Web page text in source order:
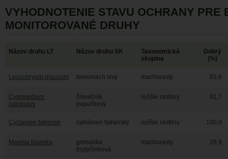
VYHODNOTENIE STAVU OCHRANY PRE
MONITOROVANÉ DRUHY
Názov druhu LT Názov druhu SK
Taxonomická
skupina
Dobrý
(%)
Leucobryum glaucum bielomach sivý machorasty 63,6
Cypripedium
calceolus
črievičník
papučkový
vyššie rastliny 91,7
Cyclamen fatrense cyklámen fatranský vyššie rastliny 100,0
Mannia triandra
grimaldia
trojtyčinková
machorasty 26,9